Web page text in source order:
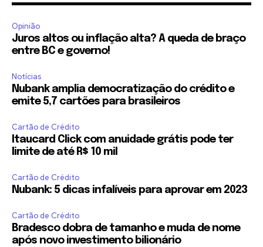
Opinião
Juros altos ou inflação alta? A queda de braço
entre BC e governo!
Notícias
Nubank amplia democratização do crédito e
emite 5,7 cartões para brasileiros
Cartão de Crédito
Itaucard Click com anuidade grátis pode ter
limite de até R$ 10 mil
Cartão de Crédito
Nubank: 5 dicas infalíveis para aprovar em 2023
Cartão de Crédito
Bradesco dobra de tamanho e muda de nome
após novo investimento bilionário